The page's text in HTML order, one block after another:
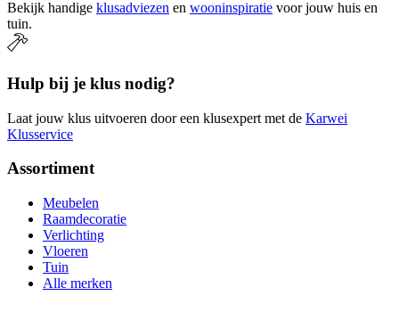
Bekijk handige klusadviezen en wooninspiratie voor jouw huis en
tuin.
Hulp bij je klus nodig?
Laat jouw klus uitvoeren door een klusexpert met de Karwei
Klusservice
Assortiment
Meubelen
Raamdecoratie
Verlichting
Vloeren
Tuin
Alle merken